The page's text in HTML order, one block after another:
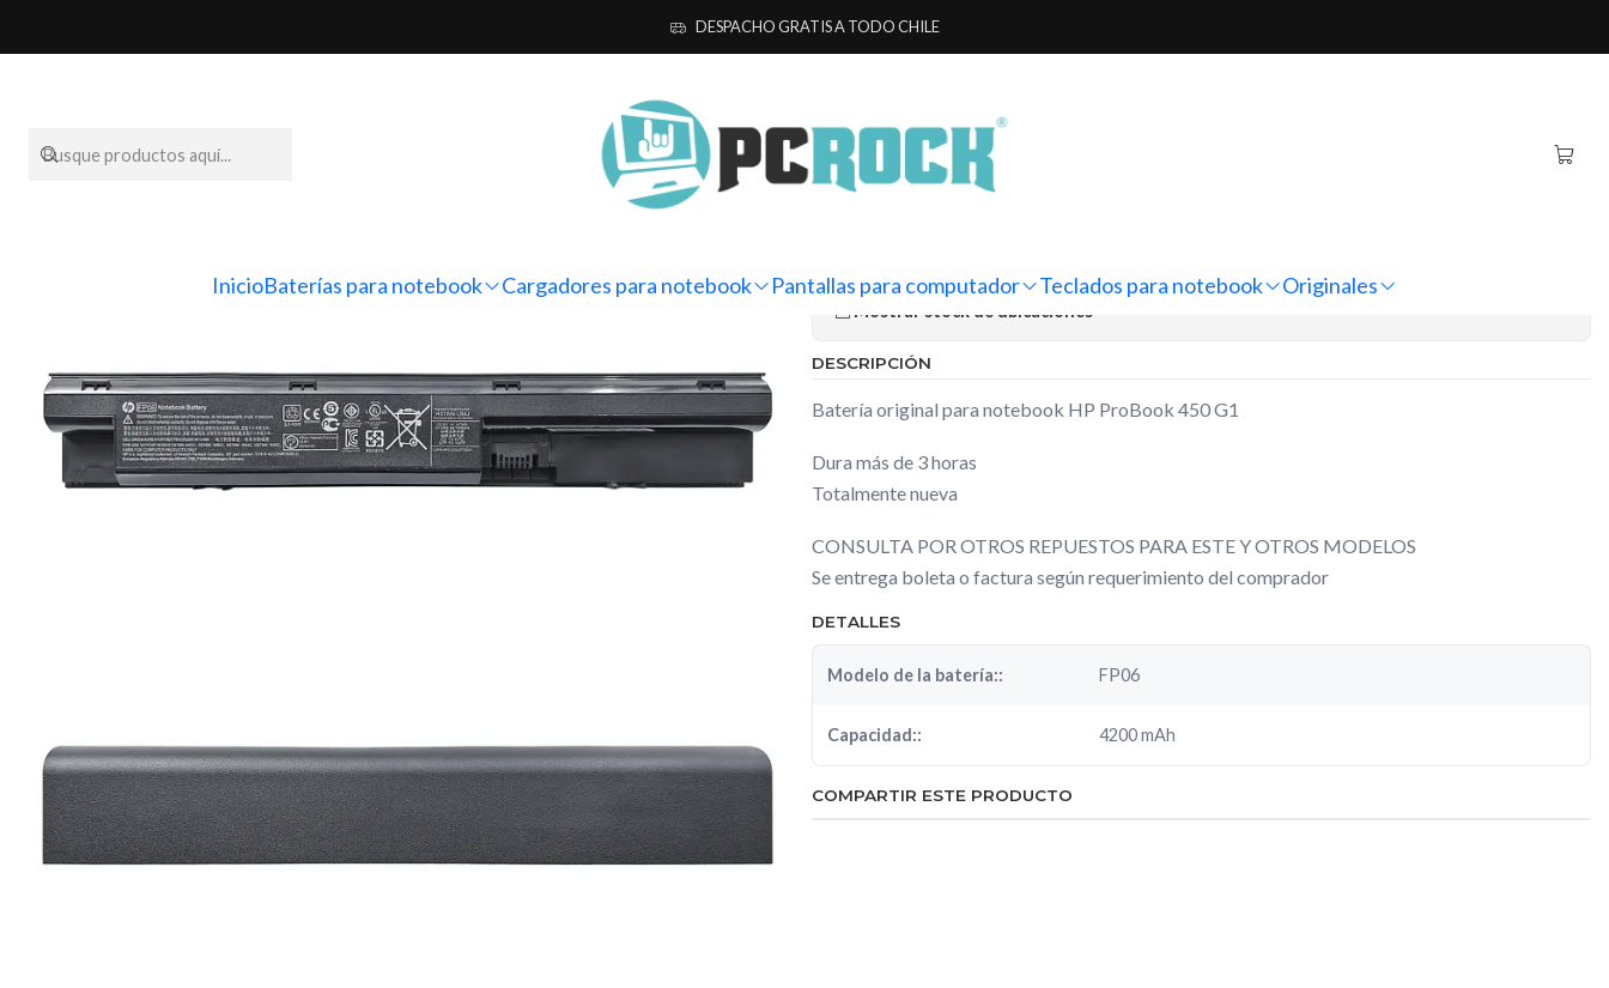
InicioBaterías para notebook Cargadores para notebook Pantallas para computador Teclados para notebook Originales
DESPACHO GRATIS A TODO CHILE
Originales HP Batería Original Notebook HP ProBook 450 G1
Batería Original Notebook HP
ProBook 450 G1
Mostrar stock de ubicaciones
DESCRIPCIÓN
Batería original para notebook HP ProBook 450 G1
Dura más de 3 horas
Totalmente nueva
CONSULTA POR OTROS REPUESTOS PARA ESTE Y OTROS MODELOS
Se entrega boleta o factura según requerimiento del comprador
DETALLES
Modelo de la batería:: FP06
Capacidad:: 4200 mAh
COMPARTIR ESTE PRODUCTO